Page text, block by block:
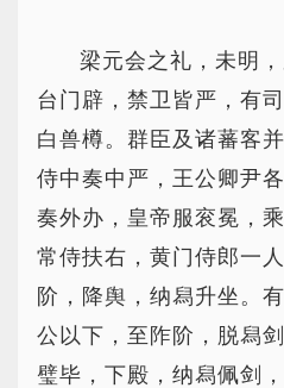
梁元会之礼，未明
台门辟，禁卫皆严，有
白兽樽。群臣及诸蕃客
侍中奏中严，王公卿尹
奏外办，皇帝服衮冕，
常侍扶右，黄门侍郎一
阶，降舆，纳舄升坐。
公以下，至阼阶，脱舄
璧毕，下殿，纳舄佩剑